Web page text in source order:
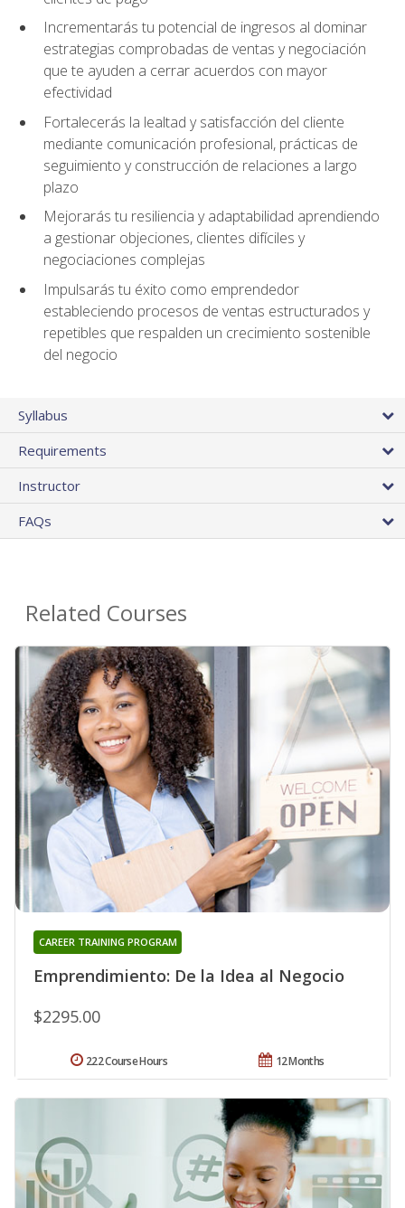
Incrementarás tu potencial de ingresos al dominar
estrategias comprobadas de ventas y negociación
que te ayuden a cerrar acuerdos con mayor
efectividad
Fortalecerás la lealtad y satisfacción del cliente
mediante comunicación profesional, prácticas de
seguimiento y construcción de relaciones a largo
plazo
Mejorarás tu resiliencia y adaptabilidad aprendiendo
a gestionar objeciones, clientes difíciles y
negociaciones complejas
Impulsarás tu éxito como emprendedor
estableciendo procesos de ventas estructurados y
repetibles que respalden un crecimiento sostenible
del negocio
Syllabus
Requirements
Instructor
FAQs
Related Courses
Emprendimiento: De la Idea al Negocio
CAREER TRAINING PROGRAM
$2295.00
12 Months
222 Course Hours